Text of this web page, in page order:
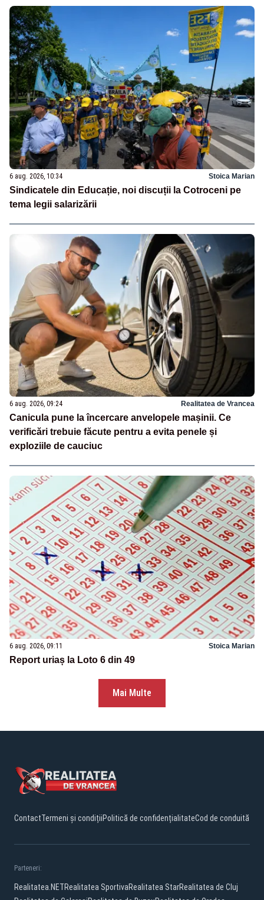
6 aug. 2026, 10:34 Stoica Marian
Sindicatele din Educație, noi discuții la Cotroceni pe
tema legii salarizării
6 aug. 2026, 09:24 Realitatea de Vrancea
Canicula pune la încercare anvelopele mașinii. Ce
verificări trebuie făcute pentru a evita penele și
exploziile de cauciuc
6 aug. 2026, 09:11 Stoica Marian
Report uriaș la Loto 6 din 49
Mai Multe
ContactTermeni și condițiiPolitică de confidențialitateCod de conduită
Parteneri:
Realitatea.NETRealitatea SportivaRealitatea StarRealitatea de Cluj